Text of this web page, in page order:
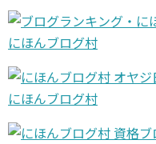
にほんブログ村
にほんブログ村